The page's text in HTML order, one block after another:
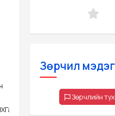
харьяа Сургалт,
Зөрчил
Зөрчлийн